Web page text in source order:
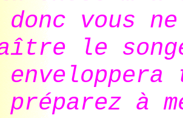
vous
le
préparez à